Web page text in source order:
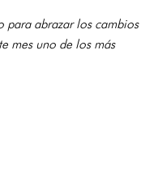
para abrazar los cambios
mes uno de los más